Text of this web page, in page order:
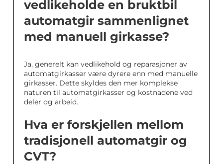
vedlikeholde en bruktbil
automatgir sammenlignet
med manuell girkasse?
Ja, generelt kan vedlikehold og reparasjoner av
automatgirkasser være dyrere enn med manuelle
girkasser. Dette skyldes den mer komplekse
naturen til automatgirkasser og kostnadene ved
deler og arbeid.
Hva er forskjellen mellom
tradisjonell automatgir og
CVT?